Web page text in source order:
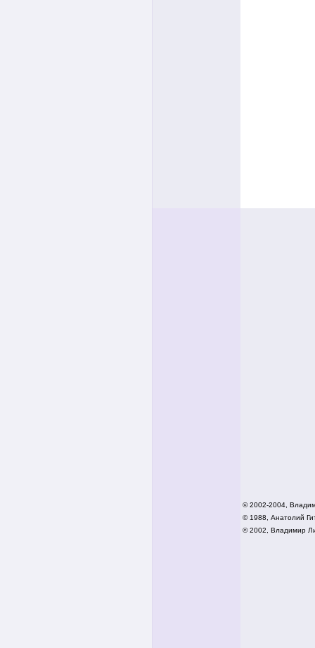
© 2002-2004,
© 1988, Анатолий
© 2002, Владимир